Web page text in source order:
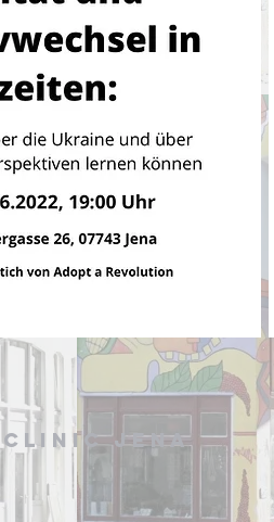
Clinic Jena